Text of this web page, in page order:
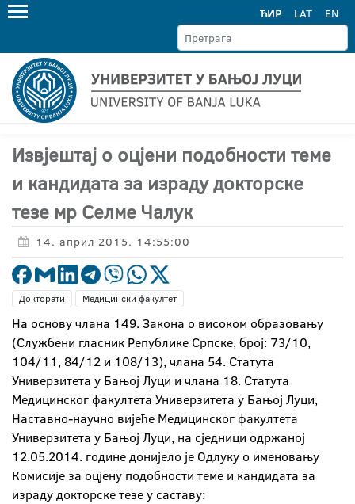
ЋИР LAT EN
Извјештај о оцјени подобности теме
и кандидата за израду докторске
тезе мр Селме Чалук
14. април 2015. 14:55:00
Докторати Медицински факултет
На основу члана 149. Закона о високом образовању
(Службени гласник Републике Српске, број: 73/10,
104/11, 84/12 и 108/13), члана 54. Статута
Универзитета у Бањој Луци и члана 18. Статута
Медицинског факултета Универзитета у Бањој Луци,
Наставно-научно вијеће Медицинског факултета
Универзитета у Бањој Луци, на сједници одржаној
12.05.2014. године донијело је Одлуку о именовању
Комисије за оцјену подобности теме и кандидата за
израду докторске тезе у саставу: